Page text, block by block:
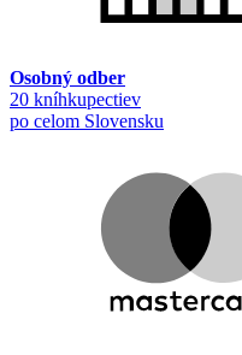
Osobný odber
20 kníhkupectiev
po celom Slovensku